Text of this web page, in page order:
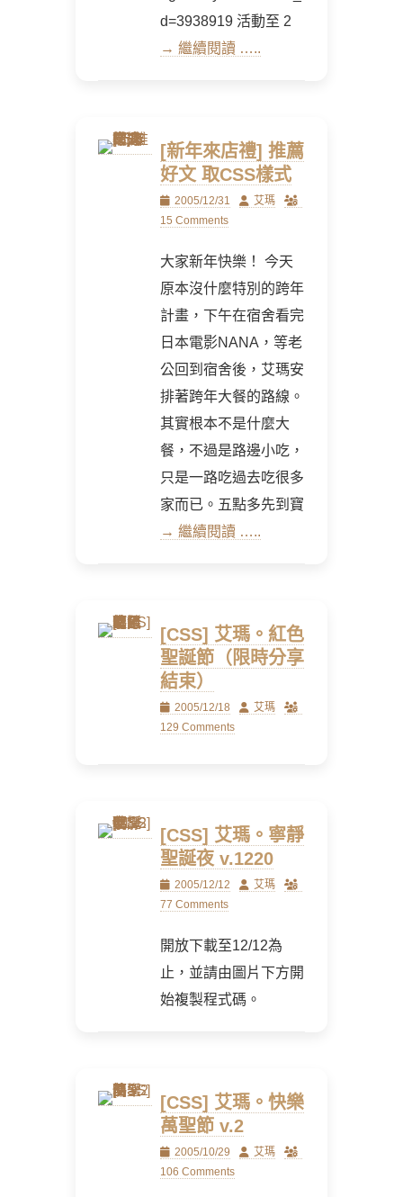
d=3938919 活動至 2
→ 繼續閱讀 …..
[新年來店禮] 推薦
好文 取CSS樣式
Posted
on
2005/12/31 Author
艾瑪
15 Comments
大家新年快樂！ 今天
原本沒什麼特別的跨年
計畫，下午在宿舍看完
日本電影NANA，等老
公回到宿舍後，艾瑪安
排著跨年大餐的路線。
其實根本不是什麼大
餐，不過是路邊小吃，
只是一路吃過去吃很多
家而已。五點多先到寶
→ 繼續閱讀 …..
[CSS] 艾瑪。紅色
聖誕節（限時分享
結束）
Posted
on
2005/12/18 Author
艾瑪
129 Comments
[CSS] 艾瑪。寧靜
聖誕夜 v.1220
Posted
on
2005/12/12 Author
艾瑪
77 Comments
開放下載至12/12為
止，並請由圖片下方開
始複製程式碼。
[CSS] 艾瑪。快樂
萬聖節 v.2
Posted
on
2005/10/29 Author
艾瑪
106 Comments